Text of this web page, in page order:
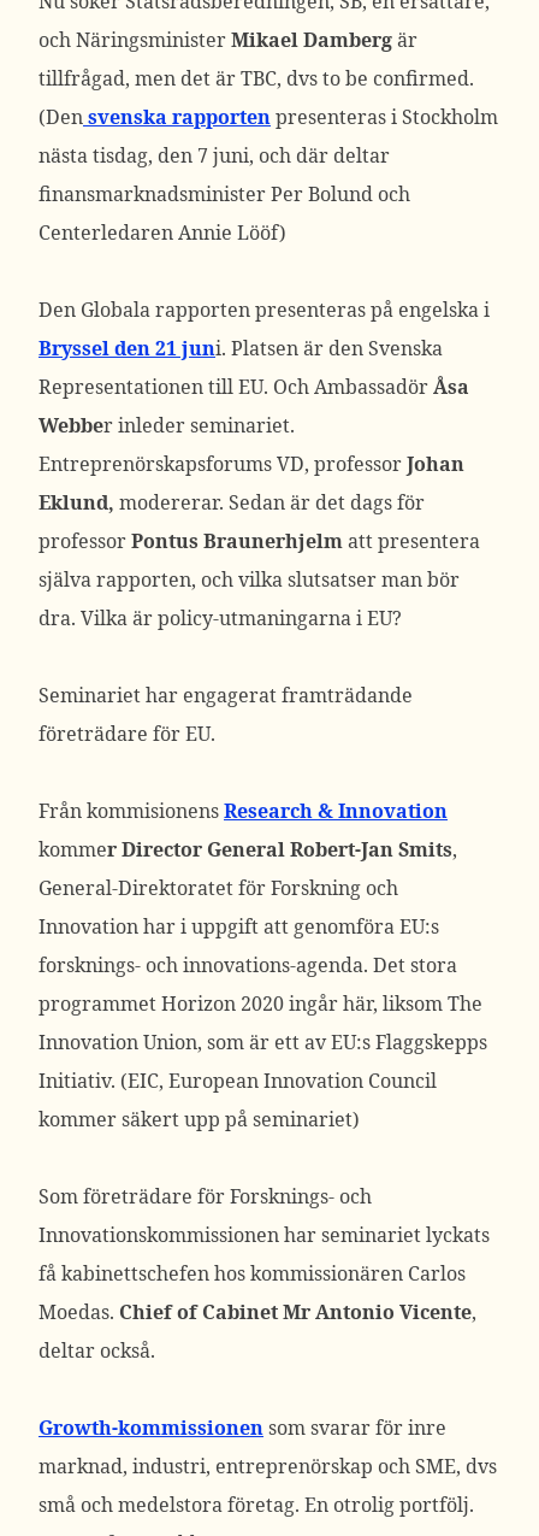
och NäringsministerMikael Dambergär
tillfrågad, men det är TBC, dvs to be confirmed.
(Densvenska rapportenpresenteras i Stockholm
nästa tisdag, den 7 juni, och där deltar
finansmarknadsminister Per Bolund och
Centerledaren Annie Lööf)
Den Globala rapporten presenteras på engelska i
Bryssel den 21 juni. Platsen är den Svenska
Representationen till EU. Och AmbassadörÅsa
Webber inleder seminariet.
Entreprenörskapsforums VD, professorJohan
Eklund, modererar. Sedan är det dags för
professorPontus Braunerhjelmatt presentera
själva rapporten, och vilka slutsatser man bör
dra. Vilka är policy-utmaningarna i EU?
Seminariet har engagerat framträdande
företrädare för EU.
Från kommisionensResearch & Innovation
kommer Director General Robert-Jan Smits,
General-Direktoratet för Forskning och
Innovation har i uppgift att genomföra EU:s
forsknings- och innovations-agenda. Det stora
programmet Horizon 2020 ingår här, liksom The
Innovation Union, som är ett av EU:s Flaggskepps
Initiativ. (EIC, European Innovation Council
kommer säkert upp på seminariet)
Som företrädare för Forsknings- och
Innovationskommissionen har seminariet lyckats
få kabinettschefen hos kommissionären Carlos
Moedas. Chief of Cabinet Mr Antonio Vicente,
deltar också.
Growth-kommissionensom svarar för inre
marknad, industri, entreprenörskap och SME, dvs
små och medelstora företag. En otrolig portfölj.